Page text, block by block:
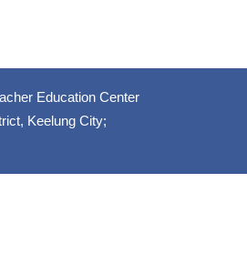
Education Center
Keelung City;